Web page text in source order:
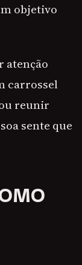
objetivo
atenção
carrossel
reunir
sente que